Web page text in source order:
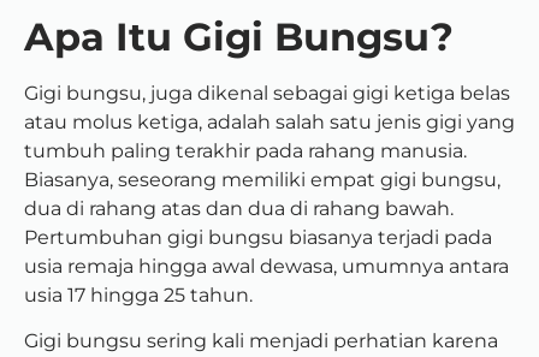
Apa Itu Gigi Bungsu?
Gigi bungsu, juga dikenal sebagai gigi ketiga belas
atau molus ketiga, adalah salah satu jenis gigi yang
tumbuh paling terakhir pada rahang manusia.
Biasanya, seseorang memiliki empat gigi bungsu,
dua di rahang atas dan dua di rahang bawah.
Pertumbuhan gigi bungsu biasanya terjadi pada
usia remaja hingga awal dewasa, umumnya antara
usia 17 hingga 25 tahun.
Gigi bungsu sering kali menjadi perhatian karena